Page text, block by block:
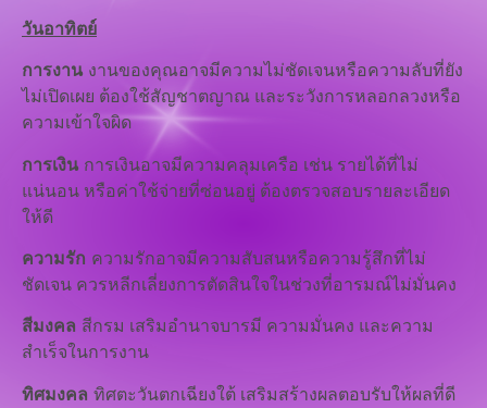
วันอาทิตย์
การงาน งานของคุณอาจมีความไม่ชัดเจนหรือความลับที่ยัง
ไม่เปิดเผย ต้องใช้สัญชาตญาณ และระวังการหลอกลวงหรือ
ความเข้าใจผิด
การเงิน การเงินอาจมีความคลุมเครือ เช่น รายได้ที่ไม่
แน่นอน หรือค่าใช้จ่ายที่ซ่อนอยู่ ต้องตรวจสอบรายละเอียด
ให้ดี
ความรัก ความรักอาจมีความสับสนหรือความรู้สึกที่ไม่
ชัดเจน ควรหลีกเลี่ยงการตัดสินใจในช่วงที่อารมณ์ไม่มั่นคง
สีมงคล สีกรม เสริมอำนาจบารมี ความมั่นคง และความ
สำเร็จในการงาน
ทิศมงคล ทิศตะวันตกเฉียงใต้ เสริมสร้างผลตอบรับให้ผลที่ดี